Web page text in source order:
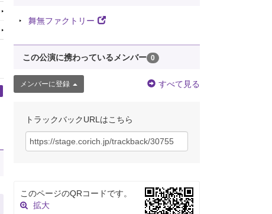
舞無ファクトリー
この公演に携わっているメンバー 0
メンバーに登録 すべて見る
トラックバックURLはこちら
このページのQRコードです。
拡大